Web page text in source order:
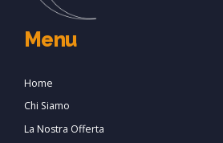
Menu
Home
Chi Siamo
La Nostra Offerta